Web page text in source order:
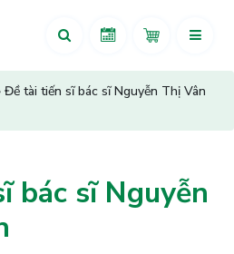
Đề tài tiến sĩ bác sĩ Nguyễn Thị Vân
bác sĩ Nguyễn